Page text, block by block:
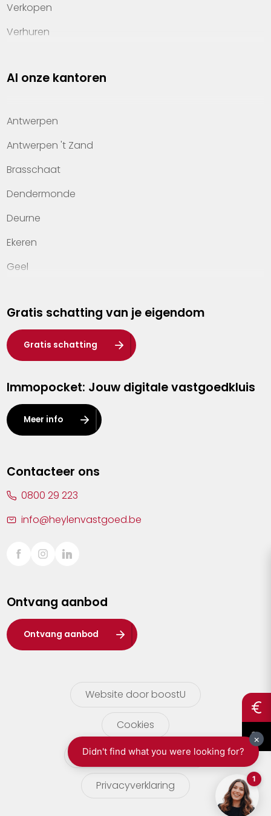
Verkopen
Verhuren
Property management
Kennis van wonen
Kantoren
Veelgestelde vragen
Werken bij Heylen Vastgoed
Contact
Al onze kantoren
Antwerpen
Antwerpen 't Zand
Brasschaat
Dendermonde
Deurne
Ekeren
Geel
Hasselt
Heist-op-den-Berg
Herentals
Kalmthout
Leuven
Lier
Sint-Truiden
Waasland
Wuustwezel
Zoersel
Gratis schatting van je eigendom
Gratis schatting
Immopocket: Jouw digitale vastgoedkluis
Meer info
Contacteer ons
0800 29 223
info@heylenvastgoed.be
Ontvang aanbod
Ontvang aanbod
Website door boostU
Cookies
gebruikersvoorwaarden
Privacyverklaring